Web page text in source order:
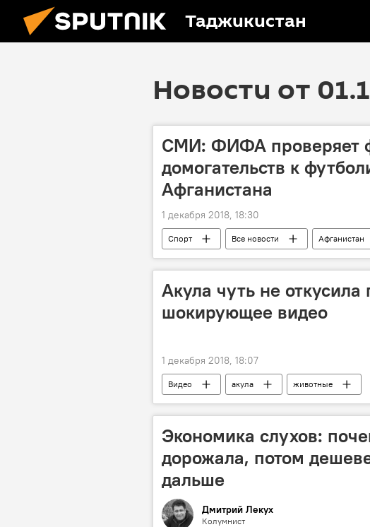
Таджикистан
Новости от
СМИ: ФИФА проверяет
домогательств к
Афганистана
1 декабря 2018, 18:30
Спорт Все новости Афганистан
Акула чуть не откусила
шокирующее видео
1 декабря 2018, 18:07
Видео акула животные
Экономика слухов:
дорожала, потом
дальше
Дмитрий Лекух
Колумнист